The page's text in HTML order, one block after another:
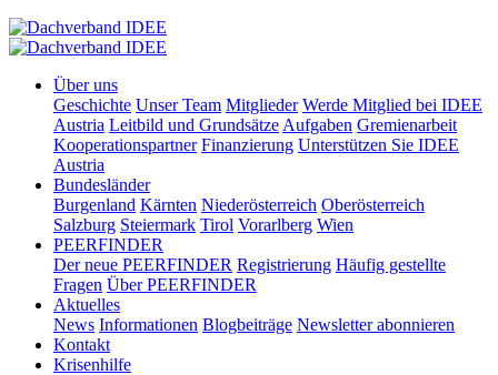
Über uns
Geschichte Unser Team Mitglieder Werde Mitglied bei IDEE
Austria Leitbild und Grundsätze Aufgaben Gremienarbeit
Kooperationspartner Finanzierung Unterstützen Sie IDEE
Austria
Bundesländer
Burgenland Kärnten Niederösterreich Oberösterreich
Salzburg Steiermark Tirol Vorarlberg Wien
PEERFINDER
Der neue PEERFINDER Registrierung Häufig gestellte
Fragen Über PEERFINDER
Aktuelles
News Informationen Blogbeiträge Newsletter abonnieren
Kontakt
Krisenhilfe